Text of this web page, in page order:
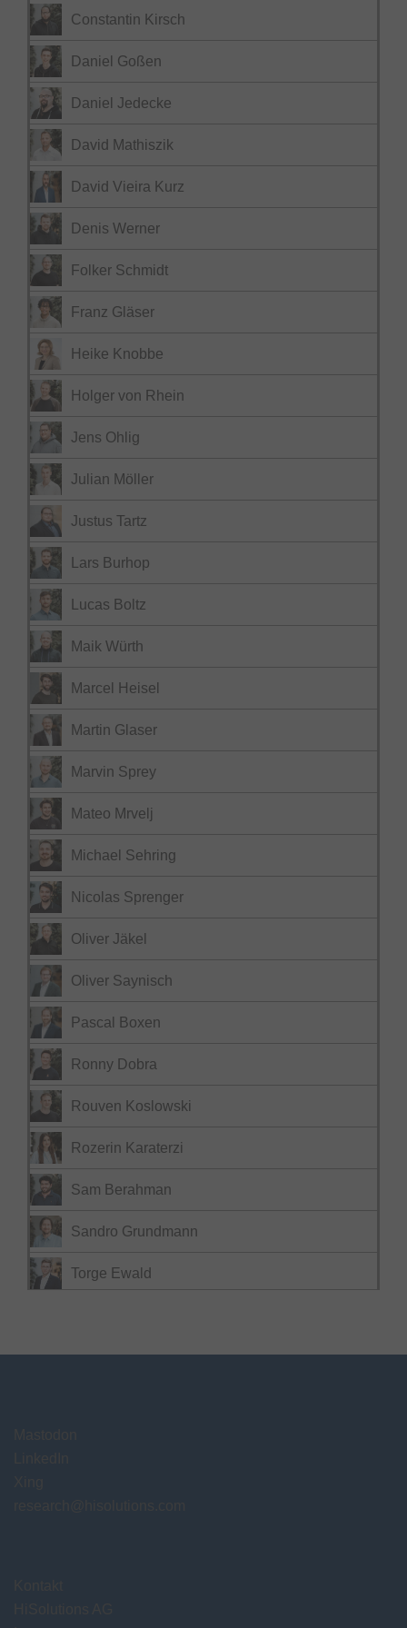
Constantin Kirsch
Daniel Goßen
Daniel Jedecke
David Mathiszik
David Vieira Kurz
Denis Werner
Folker Schmidt
Franz Gläser
Heike Knobbe
Holger von Rhein
Jens Ohlig
Julian Möller
Justus Tartz
Lars Burhop
Lucas Boltz
Maik Würth
Marcel Heisel
Martin Glaser
Marvin Sprey
Mateo Mrvelj
Michael Sehring
Nicolas Sprenger
Oliver Jäkel
Oliver Saynisch
Pascal Boxen
Ronny Dobra
Rouven Koslowski
Rozerin Karaterzi
Sam Berahman
Sandro Grundmann
Torge Ewald